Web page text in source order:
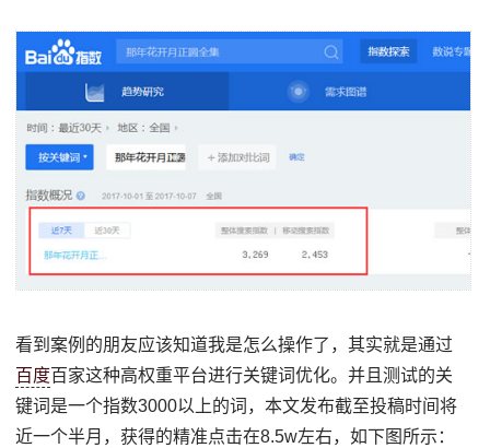
看到案例的朋友应该知道我是怎么操作了，其实就是通过
百度百家这种高权重平台进行关键词优化。并且测试的关
键词是一个指数3000以上的词，本文发布截至投稿时间将
近一个半月，获得的精准点击在8.5w左右，如下图所示：